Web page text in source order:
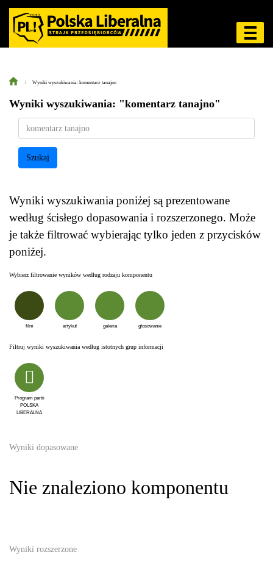
Wyniki wyszukiwania: komentarz tanajno
Wyniki wyszukiwania: "komentarz tanajno"
Szukaj
Wyniki wyszukiwania poniżej są prezentowane
według ścisłego dopasowania i rozszerzonego. Może
je także filtrować wybierając tylko jeden z przycisków
poniżej.
Wybierz filtrowanie wyników według rodzaju komponentu
film artykuł galeria głosowanie
Filtruj wyniki wyszukiwania według istotnych grup informacji
Program partii
POLSKA
LIBERALNA
Wyniki dopasowane
Nie znaleziono komponentu
Wyniki rozszerzone